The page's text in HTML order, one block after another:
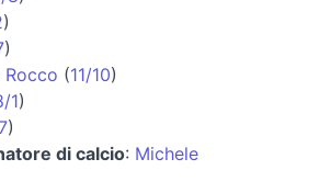
)
)
Rocco (11/10)
1)
)
di calcio: Michele